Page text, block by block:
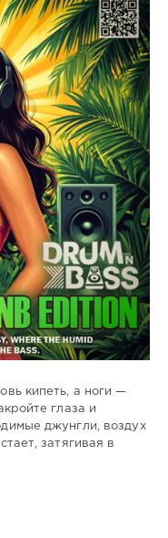
кипеть, а ноги —
глаза и
джунгли, воздух
затягивая в